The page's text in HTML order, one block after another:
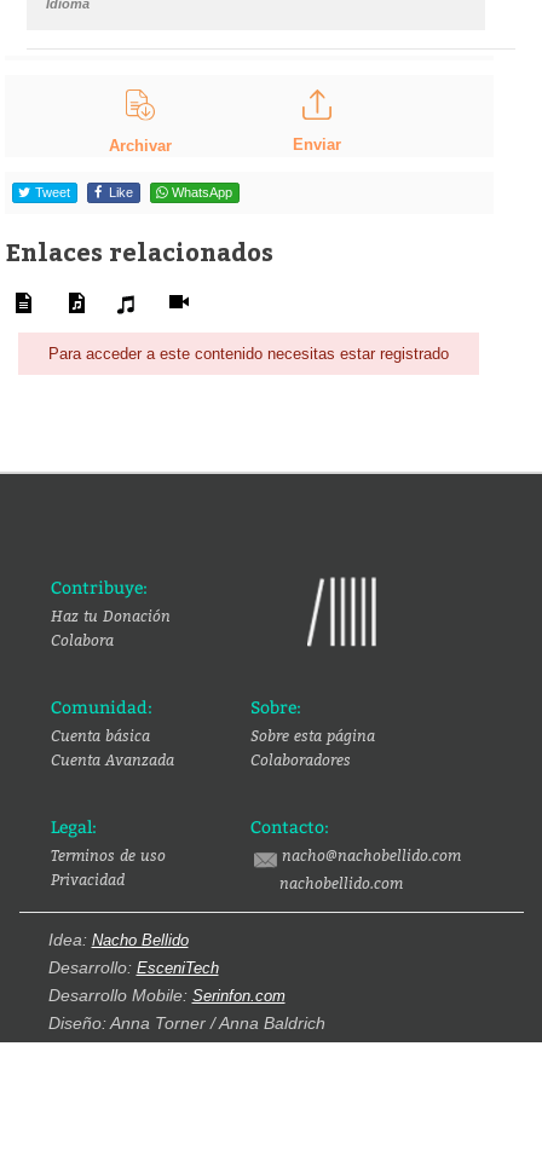
Idioma
Archivar Enviar
Tweet Like WhatsApp
Enlaces relacionados
Para acceder a este contenido necesitas estar registrado
Contribuye:
Haz tu Donación
Colabora
Comunidad:
Cuenta básica
Cuenta Avanzada
Sobre:
Sobre esta página
Colaboradores
Legal:
Terminos de uso
Privacidad
Contacto:
nacho@nachobellido.com
nachobellido.com
Idea: Nacho Bellido
Desarrollo: EsceniTech
Desarrollo Mobile: Serinfon.com
Diseño: Anna Torner / Anna Baldrich